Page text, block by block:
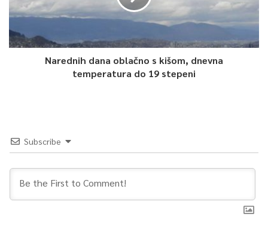
Narednih dana oblačno s kišom, dnevna
temperatura do 19 stepeni
Subscribe